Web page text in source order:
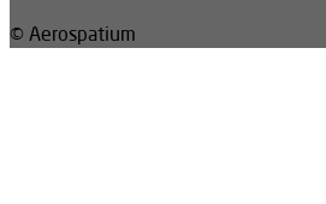
© Aerospatium